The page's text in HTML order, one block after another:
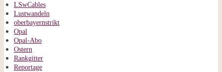
LSwCables
Lustwandeln
oberbayernstrikt
Opal
Opal-Abo
Ostern
Rankgitter
Reportage